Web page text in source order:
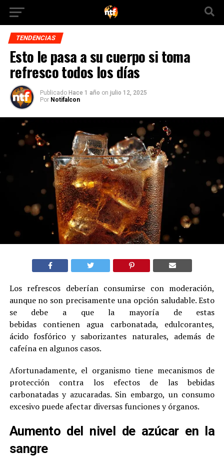
TENDENCIAS
Esto le pasa a su cuerpo si toma
refresco todos los días
Publicado Hace 1 año on julio 12, 2025
Por Notifalcon
Los refrescos deberían consumirse con moderación,
aunque no son precisamente una opción saludable. Esto
se debe a que la mayoría de estas
bebidas contienen agua carbonatada, edulcorantes,
ácido fosfórico y saborizantes naturales, además de
cafeína en algunos casos.
Afortunadamente, el organismo tiene mecanismos de
protección contra los efectos de las bebidas
carbonatadas y azucaradas. Sin embargo, un consumo
excesivo puede afectar diversas funciones y órganos.
Aumento del nivel de azúcar en la
sangre